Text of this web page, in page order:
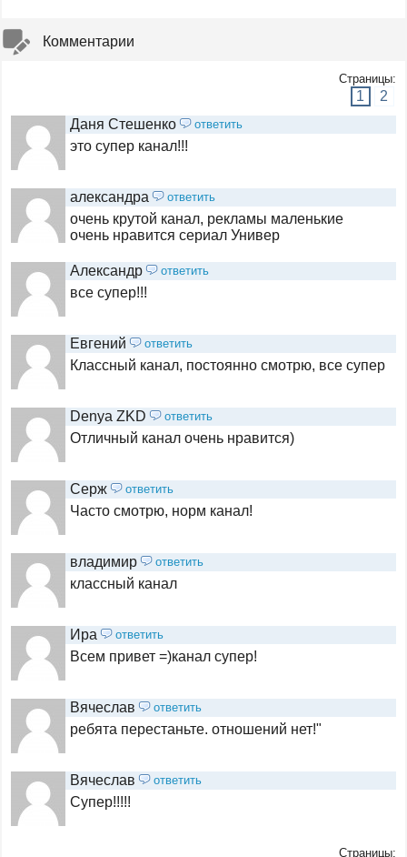
Мосфильм. Золотая
Победа
КиноСат
Кинопоказ
Звезда
Кинокомедия
Родное кино
Иллюзион+
Комментарии
Страницы:
1
2
Даня Стешенко
ответить
это супер канал!!!
александра ответить
очень крутой канал, рекламы маленькие
очень нравится сериал Универ
Александр ответить
все супер!!!
Евгений ответить
Классный канал, постоянно смотрю, все супер
Denya ZKD ответить
Отличный канал очень нравится)
Серж ответить
Часто смотрю, норм канал!
владимир ответить
классный канал
Ира ответить
Всем привет =)канал супер!
Вячеслав ответить
ребята перестаньте. отношений нет!"
Вячеслав ответить
Супер!!!!!
Страницы: